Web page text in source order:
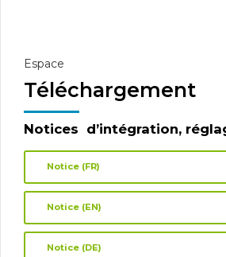
Espace
Téléchargement
Notices d’intégration,
Notice (FR)
Notice (EN)
Notice (DE)